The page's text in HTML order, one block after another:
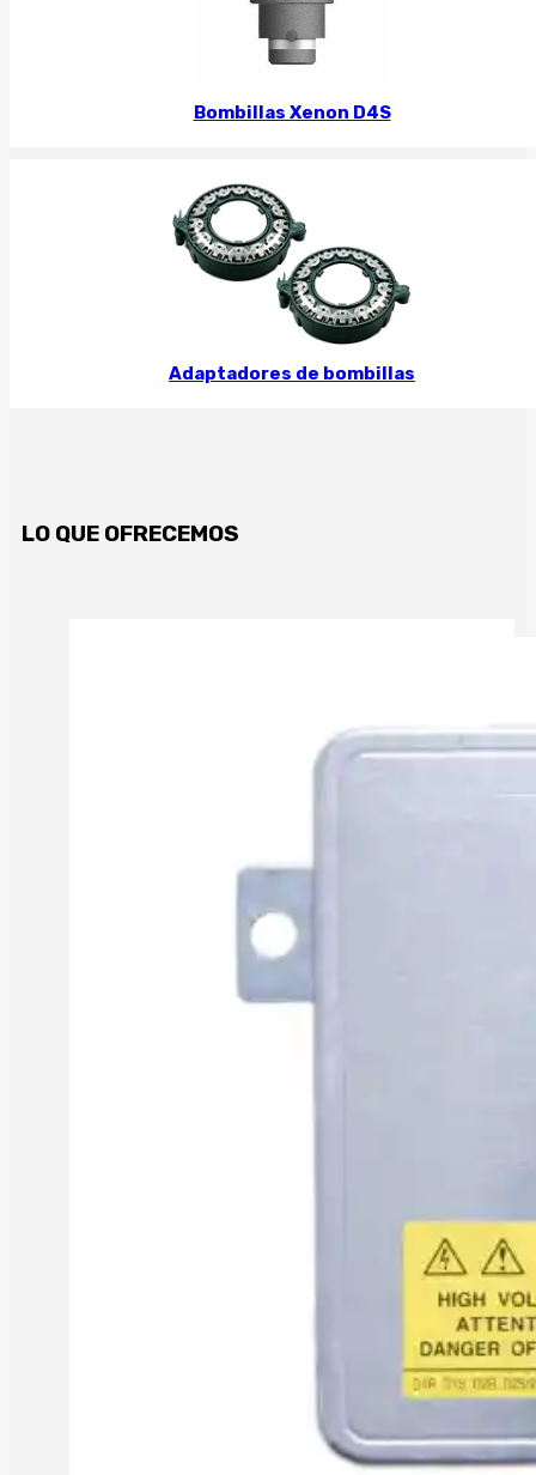
Bombillas Xenon D4S
Adaptadores de bombillas
LO QUE OFRECEMOS